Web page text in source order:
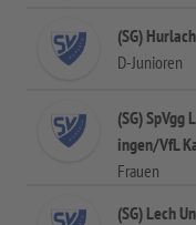
(SG)
D-Junioren
(SG)
ingen/VfL
Frauen
(SG) Lech